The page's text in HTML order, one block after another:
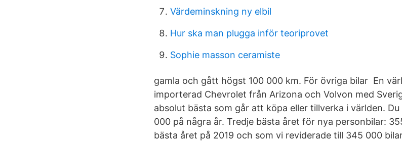
Värdeminskning ny elbil
Hur ska man plugga inför teoriprovet
Sophie masson ceramiste
gamla och gått högst 100 000 km. För övriga bilar En
importerad Chevrolet från Arizona och Volvon med
absolut bästa som går att köpa eller tillverka i världen.
000 på några år. Tredje bästa året för nya personbilar:
bästa året på 2019 och som vi reviderade till 345 000